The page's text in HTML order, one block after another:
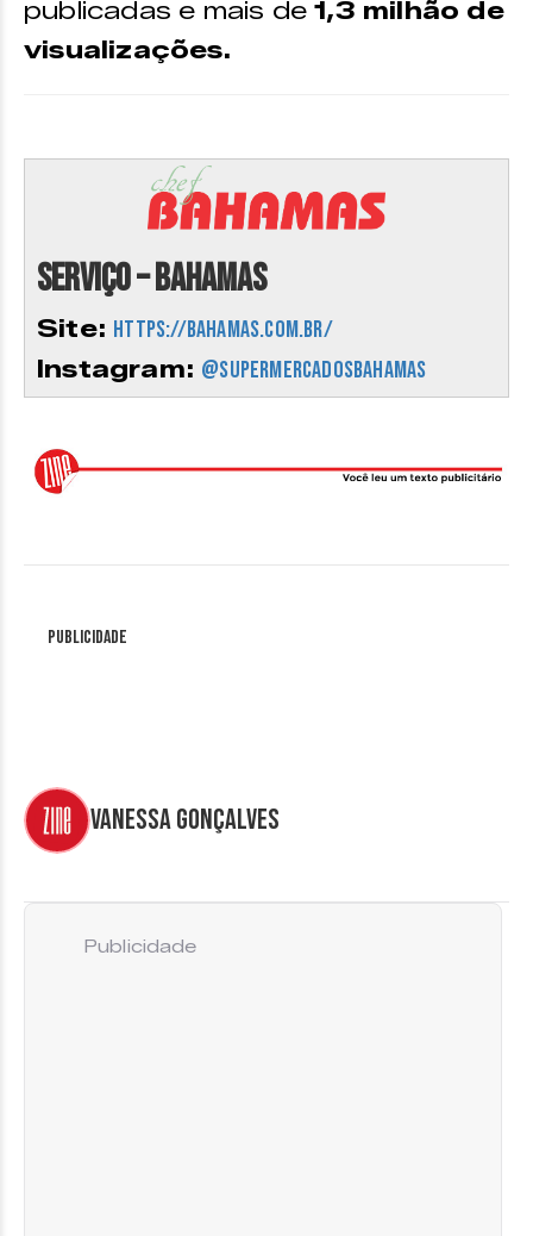
publicadas e mais de1,3 milhão de
visualizações.
Serviço – Bahamas
Site: https://bahamas.com.br/
Instagram: @supermercadosbahamas
Publicidade
Vanessa Gonçalves
Publicidade